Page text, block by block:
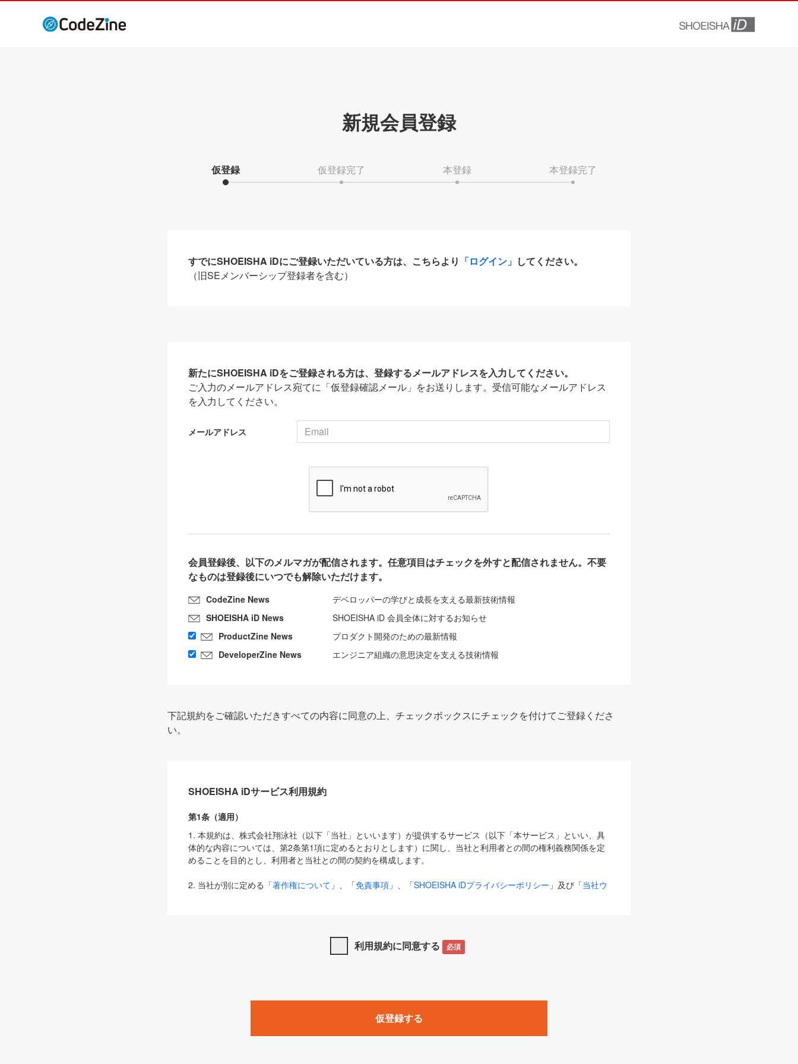
新規会員登録
仮登録 仮登録完了 本登録 本登録完了
すでにSHOEISHA iDにご登録いただいている方は、こちらより 「ログイン」 してください。
（旧SEメンバーシップ登録者を含む）
新たにSHOEISHA iDをご登録される方は、登録するメールアドレスを入力してください。
ご入力のメールアドレス宛てに「仮登録確認メール」をお送りします。受信可能なメールアドレス
を入力してください。
メールアドレス
会員登録後、以下のメルマガが配信されます。任意項目はチェックを外すと配信されません。不要
なものは登録後にいつでも解除いただけます。
CodeZine News
デベロッパーの学びと成長を支える最新技術情報
SHOEISHA iD News
SHOEISHA iD 会員全体に対するお知らせ
ProductZine News
プロダクト開発のための最新情報
DeveloperZine News
エンジニア組織の意思決定を支える技術情報
下記規約をご確認いただきすべての内容に同意の上、チェックボックスにチェックを付けてご登録くださ
い。
SHOEISHA iDサービス利用規約
第1条（適用）
1. 本規約は、株式会社翔泳社（以下「当社」といいます）が提供するサービス（以下「本サービス」といい、具
体的な内容については、第2条第1項に定めるとおりとします）に関し、当社と利用者との間の権利義務関係を定
めることを目的とし、利用者と当社との間の契約を構成します。
2. 当社が別に定める「著作権について 」、「免責事項 」、「SHOEISHA iDプライバシーポリシー 」及び「当社ウ
は、本規約の規定が優先して適用されるものとします。
1. 「本サービス」とは、当社が提供する以下のサービス（名称や内容が変更された場合、変更後のサービスを含
みます）及びこれらサービスに関連して当社が実施するイベントやキャンペーンをいいます。
「SEBook」「SEShop」「CodeZine」「MarkeZine」「EnterpriseZine」「ECzine」「Biz/Zine」「HRzine」
利用規約に同意する 必須
仮登録する